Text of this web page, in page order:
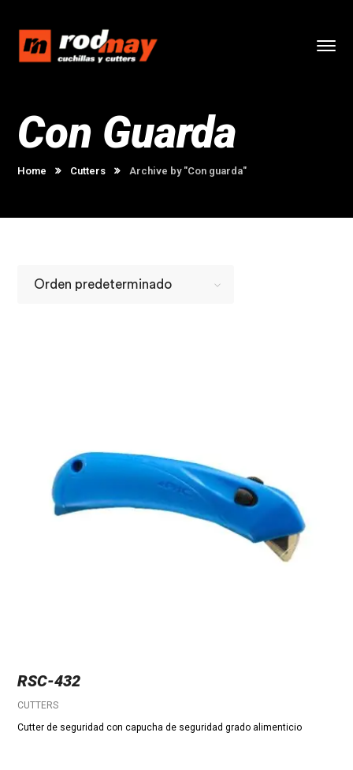
Con Guarda
Home Cutters Archive by "Con guarda"
RSC-432
CUTTERS
Cutter de seguridad con capucha de seguridad grado alimenticio